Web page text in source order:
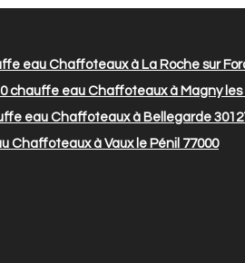
eau Chaffoteaux à La Roche sur
chauffe eau Chaffoteaux à Magny les
eau Chaffoteaux à Bellegarde
Chaffoteaux à Vaux le Pénil 77000